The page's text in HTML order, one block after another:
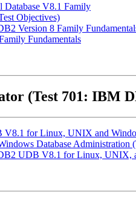
Database V8.1 Family
Objectives)
Version 8 Family
Fundamentals
(Test 701: IBM
V8.1 for Linux, UNIX and
Database Administration
UDB V8.1 for Linux, UNIX,